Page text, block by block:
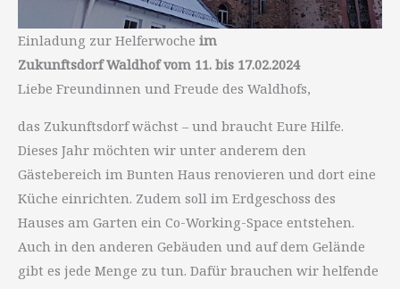
Einladung zur Helferwoche im
Zukunftsdorf Waldhof vom 11. bis 17.02.2024
Liebe Freundinnen und Freude des Waldhofs,
das Zukunftsdorf wächst – und braucht Eure Hilfe.
Dieses Jahr möchten wir unter anderem den
Gästebereich im Bunten Haus renovieren und dort eine
Küche einrichten. Zudem soll im Erdgeschoss des
Hauses am Garten ein Co-Working-Space entstehen.
Auch in den anderen Gebäuden und auf dem Gelände
gibt es jede Menge zu tun. Dafür brauchen wir helfende